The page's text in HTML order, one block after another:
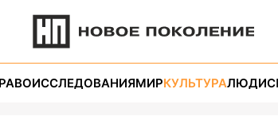
ИССЛЕДОВАНИЯМИРКУЛЬТУРАЛЮДИ